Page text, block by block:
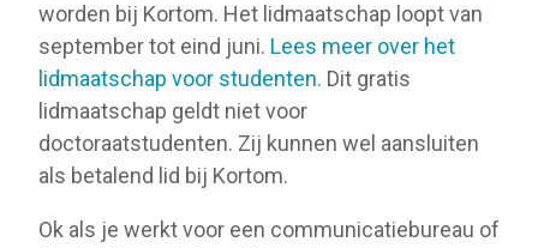
worden bij Kortom. Het lidmaatschap loopt van
september tot eind juni. Lees meer over het
lidmaatschap voor studenten. Dit gratis
lidmaatschap geldt niet voor
doctoraatstudenten. Zij kunnen wel aansluiten
als betalend lid bij Kortom.
Ok als je werkt voor een communicatiebureau of